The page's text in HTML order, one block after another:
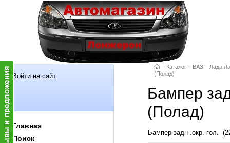
Войти на сайт
Главная
Поиск
– Каталог – ВАЗ – Лада
(Полад)
Бампер
(Полад)
Бампер задн .окр. гол.